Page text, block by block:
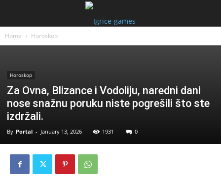
Home Horoskop
Horoskop
Za Ovna, Blizance i Vodoliju, naredni dani
nose snažnu poruku niste pogrešili što ste
izdržali.
By Portal - January 13, 2026 1931 0